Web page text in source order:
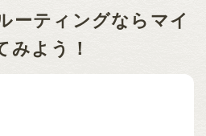
ーティングならマイ
みよう！